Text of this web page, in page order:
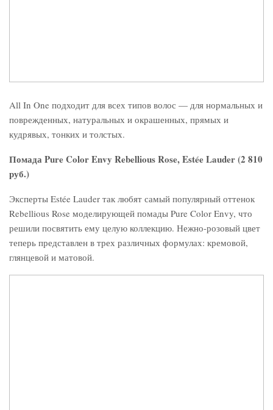
All In One подходит для всех типов волос — для нормальных и
поврежденных, натуральных и окрашенных, прямых и
кудрявых, тонких и толстых.
Помада Pure Color Envy Rebellious Rose, Estée Lauder (2 810
руб.)
Эксперты Estée Lauder так любят самый популярный оттенок
Rebellious Rose моделирующей помады Pure Color Envy, что
решили посвятить ему целую коллекцию. Нежно-розовый цвет
теперь представлен в трех различных формулах: кремовой,
глянцевой и матовой.